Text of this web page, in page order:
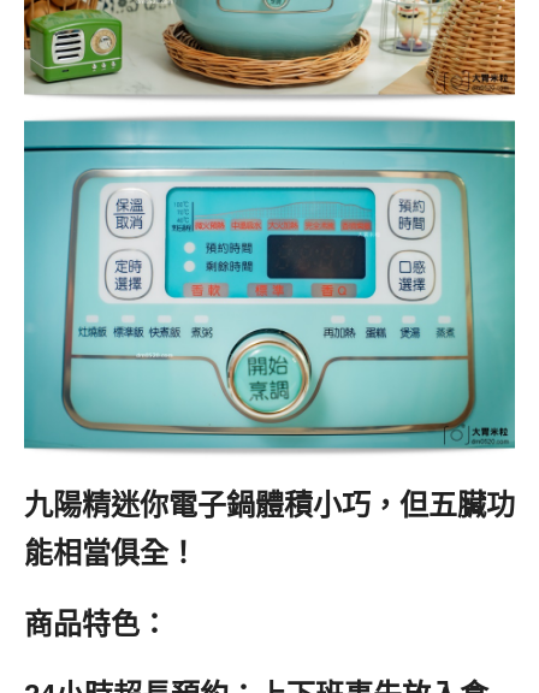
九陽精迷你電子鍋體積小巧，但五臟功
能相當俱全！
商品特色：